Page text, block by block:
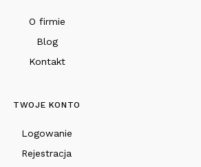
O firmie
Blog
Kontakt
TWOJE KONTO
Logowanie
Rejestracja